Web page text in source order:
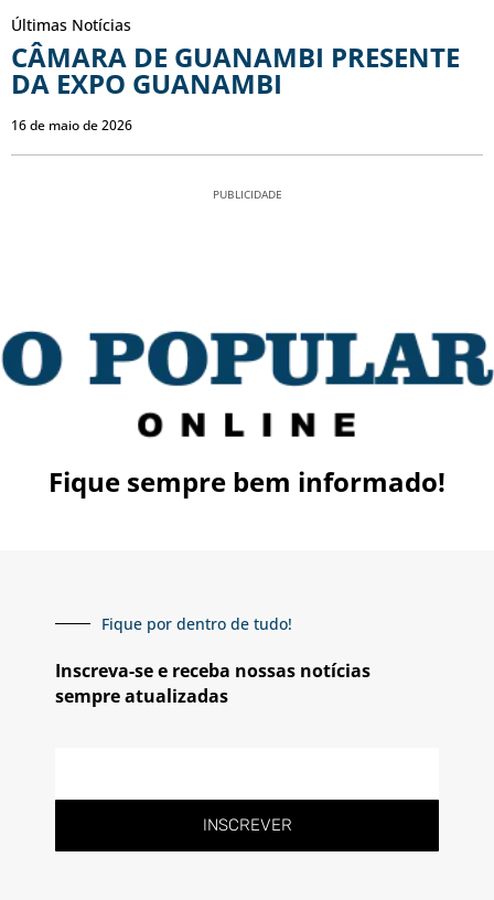
Últimas Notícias
CÂMARA DE GUANAMBI PRESENTE
DA EXPO GUANAMBI
16 de maio de 2026
PUBLICIDADE
Fique sempre bem informado!
Fique por dentro de tudo!
Inscreva-se e receba nossas notícias
sempre atualizadas
INSCREVER